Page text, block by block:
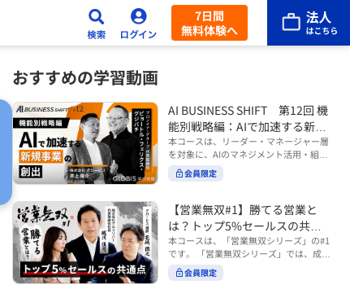
7日間
無料体験へ
おすすめの学習動画
AI BUSINESS SHIFT 第12回 機
能別戦略編：AIで加速する新規
事業の創出
本コースは、リーダー・マネージャー層
を対象に、AIのマネジメント活用・組織
活用を体系的に学ぶ 『AI BUSINESS SHI
FTシリーズ（全12回）』の第12回で
る新規事業の創出」では、新規事業やス
タートアップを取り巻く環境がどのよう
に変化しているのかを俯瞰し、新たな価
値創造と非連続な成長を生み出すため
に、AI時代における事業機会の捉え方
や、成功確率を高めるための考え方につ
会員限定
【営業無双#1】勝てる営業と
は？トップ5%セールスの共通
点
本コースは、「営業無双シリーズ」の#1
です。 「営業無双シリーズ」では、成約
率アップに向けて、お客様に選ばれ続け
る無双の営業になるための実践的な考え
会員限定